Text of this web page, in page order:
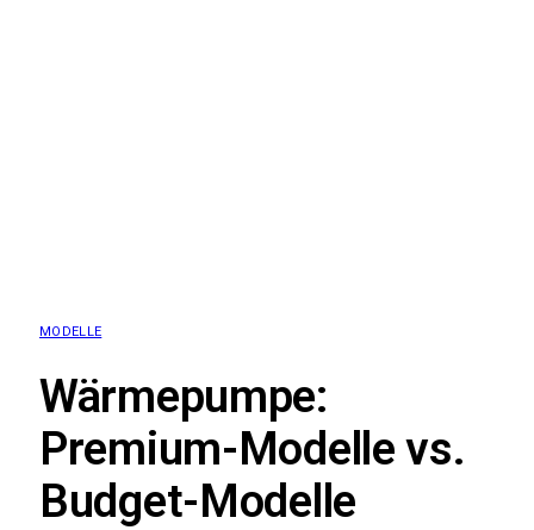
MODELLE
Wärmepumpe:
Premium-Modelle vs.
Budget-Modelle